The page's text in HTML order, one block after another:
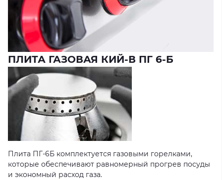
ПЛИТА ГАЗОВАЯ КИЙ-В ПГ 6-Б
Плита ПГ-6Б комплектуется газовыми горелками,
которые обеспечивают равномерный прогрев посуды
и экономный расход газа.